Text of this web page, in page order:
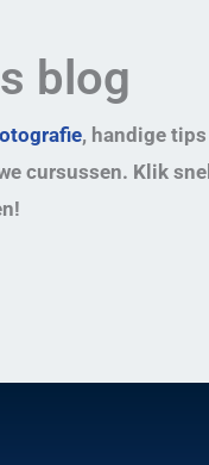
blog
, handige tips
cursussen. Klik